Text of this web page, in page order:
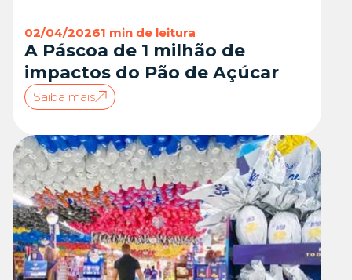
02/04/20261 min de leitura
A Páscoa de 1 milhão de
impactos do Pão de Açúcar
Saiba mais